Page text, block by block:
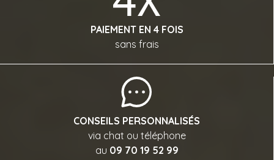
PAIEMENT EN 4 FOIS
sans frais
CONSEILS PERSONNALISÉS
via chat ou téléphone
au 09 70 19 52 99